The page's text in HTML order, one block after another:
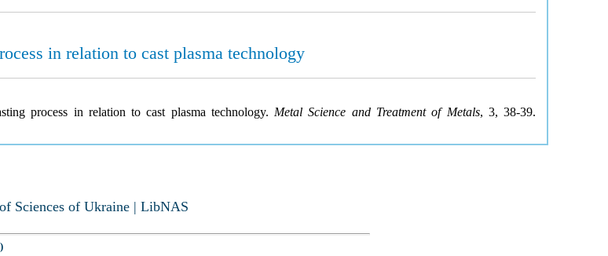
in relation to cast plasma technology
process in relation to cast plasma technology. Metal Science and Treatment of Metals, 3, 38-39.
Sciences of Ukraine | LibNAS